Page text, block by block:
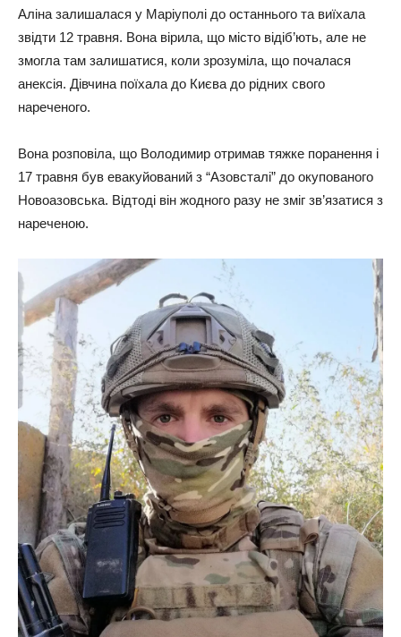
Аліна залишалася у Маріуполі до останнього та виїхала
звідти 12 травня. Вона вірила, що місто відіб’ють, але не
змогла там залишатися, коли зрозуміла, що почалася
анексія. Дівчина поїхала до Києва до рідних свого
нареченого.
Вона розповіла, що Володимир отримав тяжке поранення і
17 травня був евакуйований з “Азовсталі” до окупованого
Новоазовська. Відтоді він жодного разу не зміг зв’язатися з
нареченою.